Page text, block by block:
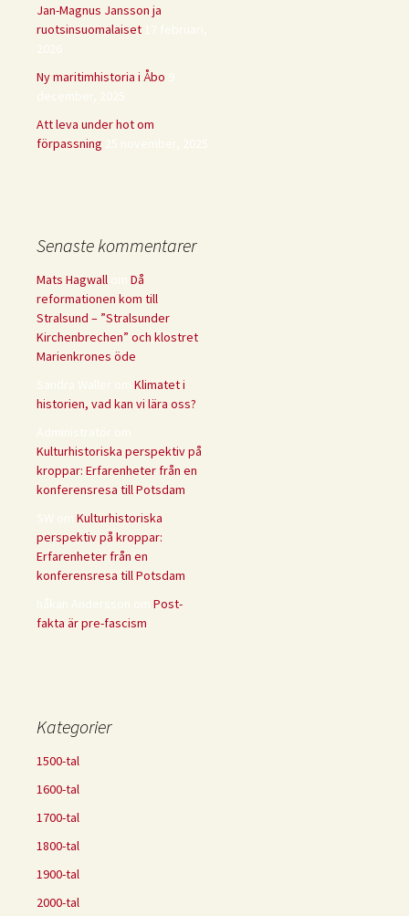
Jan-Magnus Jansson ja
ruotsinsuomalaiset 17 februari,
2026
Ny maritimhistoria i Åbo 9
december, 2025
Att leva under hot om
förpassning
25 november, 2025
Senaste kommentarer
Mats Hagwall om Då
reformationen kom till
Stralsund – ”Stralsunder
Kirchenbrechen” och klostret
Marienkrones öde
Sandra Waller om Klimatet i
historien, vad kan vi lära oss?
Administratör om
Kulturhistoriska perspektiv på
kroppar: Erfarenheter från en
konferensresa till Potsdam
SW om Kulturhistoriska
perspektiv på kroppar:
Erfarenheter från en
konferensresa till Potsdam
håkan Andersson om Post-
fakta är pre-fascism
Kategorier
1500-tal
1600-tal
1700-tal
1800-tal
1900-tal
2000-tal